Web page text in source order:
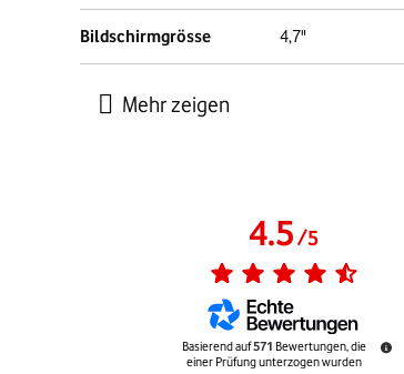
Bildschirmgrösse 4,7"
4.5/5
Basierend auf571 Bewertungen, die
einer Prüfung unterzogen wurden